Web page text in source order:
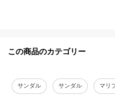
この商品のカテゴリー
サンダル サンダル マリ